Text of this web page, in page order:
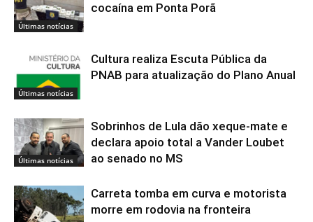
Últimas notícias
cocaína em Ponta Porã
Últimas notícias
Cultura realiza Escuta Pública da
PNAB para atualização do Plano Anual
Últimas notícias
Sobrinhos de Lula dão xeque-mate e
declara apoio total a Vander Loubet
ao senado no MS
Carreta tomba em curva e motorista
morre em rodovia na fronteira